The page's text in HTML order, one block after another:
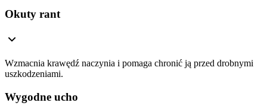
Okuty rant
Wzmacnia krawędź naczynia i pomaga chronić ją przed drobnymi
uszkodzeniami.
Wygodne ucho